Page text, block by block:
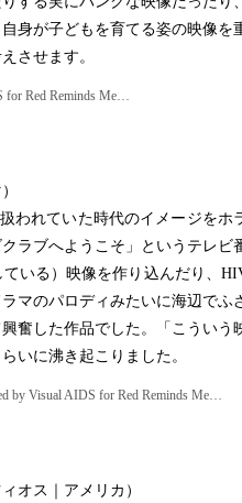
身が子どもを育てる姿の映像を
させます。
for Red Reminds Me…
われていた時代のイメージをホ
ラブへようこそ」というテレビ
いる）映像を作り込んだり、
マのパロディみたいに海辺でふ
奮した作品でした。「こういう
いに沸き起こりました。
by Visual AIDS for Red Reminds Me…
オス｜アメリカ）